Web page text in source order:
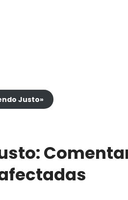
Justo»